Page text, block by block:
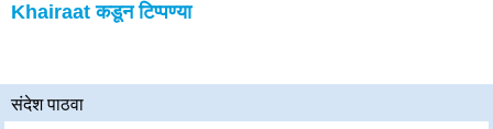
Khairaat कडून टिप्पण्या
संदेश पाठवा